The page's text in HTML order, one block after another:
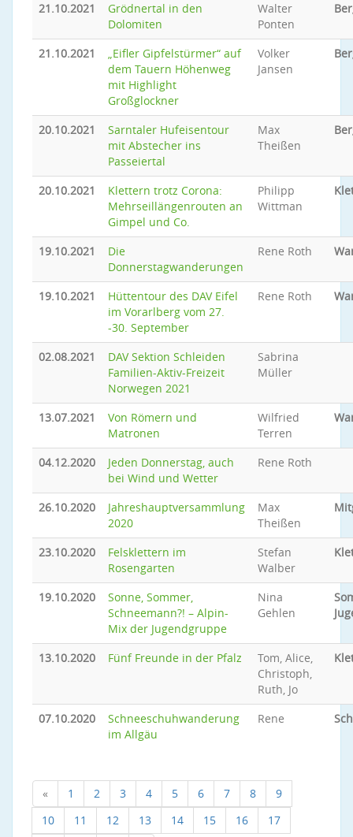
21.10.2021
Grödnertal in den
Dolomiten
Walter
Ponten
21.10.2021
„Eifler Gipfelstürmer“ auf
dem Tauern Höhenweg
mit Highlight
Großglockner
Volker
Jansen
20.10.2021
Sarntaler Hufeisentour
mit Abstecher ins
Passeiertal
Max
Theißen
20.10.2021
Klettern trotz Corona:
Mehrseillängenrouten an
Gimpel und Co.
Philipp
Wittman
19.10.2021
Die
Donnerstagwanderungen
Rene Roth
19.10.2021
Hüttentour des DAV Eifel
im Vorarlberg vom 27.
-30. September
Rene Roth
02.08.2021
DAV Sektion Schleiden
Familien-Aktiv-Freizeit
Norwegen 2021
Sabrina
Müller
13.07.2021
Von Römern und
Matronen
Wilfried
Terren
04.12.2020
Jeden Donnerstag, auch
bei Wind und Wetter
Rene Roth
26.10.2020
Jahreshauptversammlung
2020
Max
Theißen
23.10.2020
Felsklettern im
Rosengarten
Stefan
Walber
19.10.2020
Sonne, Sommer,
Schneemann?! – Alpin-
Mix der Jugendgruppe
Nina
Gehlen
13.10.2020 Fünf Freunde in der Pfalz
Tom, Alice,
Christoph,
Ruth, Jo
07.10.2020
Schneeschuhwanderung
im Allgäu
Rene
« 1 2 3 4 5 6 7 8
9
10
11 12 13 14 15 16 17